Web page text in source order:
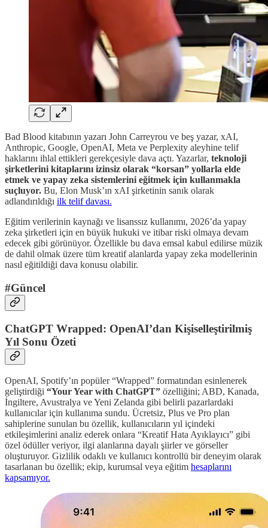
Bad Blood kitabının yazarı John Carreyrou ve beş yazar, xAI,
Anthropic, Google, OpenAI, Meta ve Perplexity aleyhine telif
haklarını ihlal ettikleri gerekçesiyle dava açtı. Yazarlar, teknoloji
şirketlerini kitaplarını izinsiz olarak “korsan” yollarla elde
etmek ve yapay zeka sistemlerini eğitmek için kullanmakla
suçluyor. Bu, Elon Musk’ın xAI şirketinin sanık olarak
adlandırıldığı ilk telif davası.
Eğitim verilerinin kaynağı ve lisanssız kullanımı, 2026’da yapay
zeka şirketleri için en büyük hukuki ve itibar riski olmaya devam
edecek gibi görünüyor. Özellikle bu dava emsal kabul edilirse müzik
de dahil olmak üzere tüm kreatif alanlarda yapay zeka modellerinin
nasıl eğitildiği dava konusu olabilir.
#Güncel
ChatGPT Wrapped: OpenAI’dan Kişiselleştirilmiş
Yıl Sonu Özeti
OpenAI, Spotify’ın popüler “Wrapped” formatından esinlenerek
geliştirdiği “Your Year with ChatGPT” özelliğini; ABD, Kanada,
İngiltere, Avustralya ve Yeni Zelanda gibi belirli pazarlardaki
kullanıcılar için kullanıma sundu. Ücretsiz, Plus ve Pro plan
sahiplerine sunulan bu özellik, kullanıcıların yıl içindeki
etkileşimlerini analiz ederek onlara “Kreatif Hata Ayıklayıcı” gibi
özel ödüller veriyor, ilgi alanlarına dayalı şiirler ve görseller
oluşturuyor. Gizlilik odaklı ve kullanıcı kontrollü bir deneyim olarak
tasarlanan bu özellik; ekip, kurumsal veya eğitim hesaplarını
kapsamıyor.